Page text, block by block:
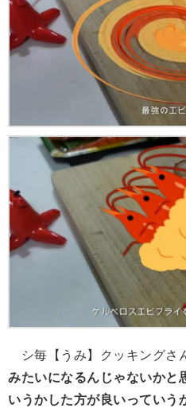
シ毎【うみ】クッキングさ
みたいになるんじゃないかと
いうかした方が良いっていう